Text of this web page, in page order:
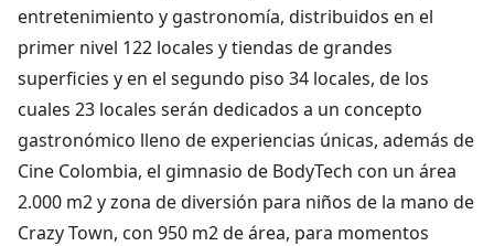
entretenimiento y gastronomía, distribuidos en el
primer nivel 122 locales y tiendas de grandes
superficies y en el segundo piso 34 locales, de los
cuales 23 locales serán dedicados a un concepto
gastronómico lleno de experiencias únicas, además de
Cine Colombia, el gimnasio de BodyTech con un área
2.000 m2 y zona de diversión para niños de la mano de
Crazy Town, con 950 m2 de área, para momentos